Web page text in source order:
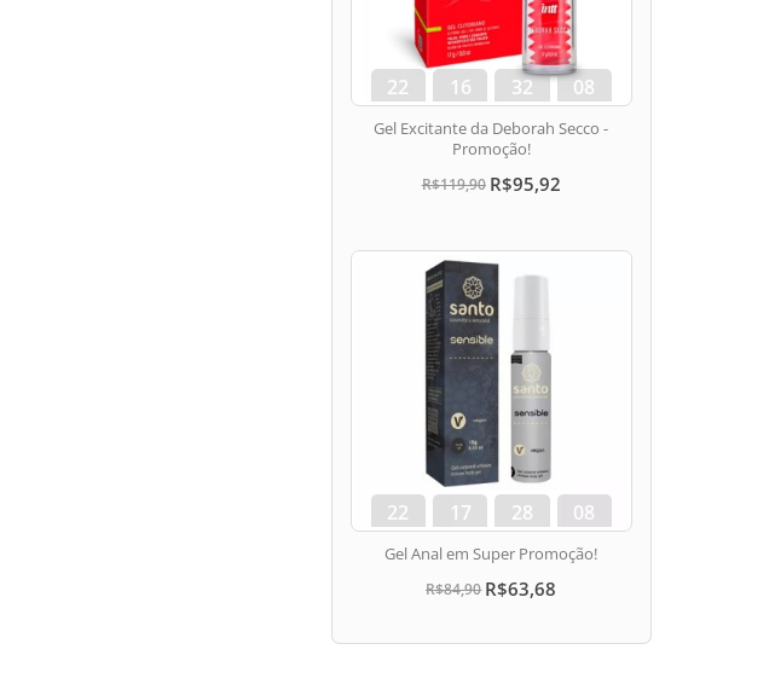
22
dias
16
hora
32
min
07
seg
Gel Excitante da Deborah Secco -
Promoção!
R$119,90 R$95,92
22
dias
17
hora
28
min
07
seg
Gel Anal em Super Promoção!
R$84,90 R$63,68